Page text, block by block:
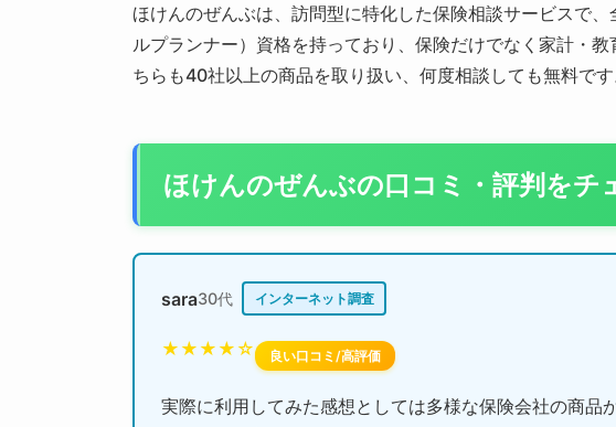
ほけんのぜんぶは、訪問型に特化した保険相談サービスで
ルプランナー）資格を持っており、保険だけでなく家計・
ちらも40社以上の商品を取り扱い、何度相談しても無料です
ほけんのぜんぶの口コミ・評判をチ
sara30代 インターネット調査
★★★★☆ 良い口コミ/高評価
実際に利用してみた感想としては多様な保険会社の商